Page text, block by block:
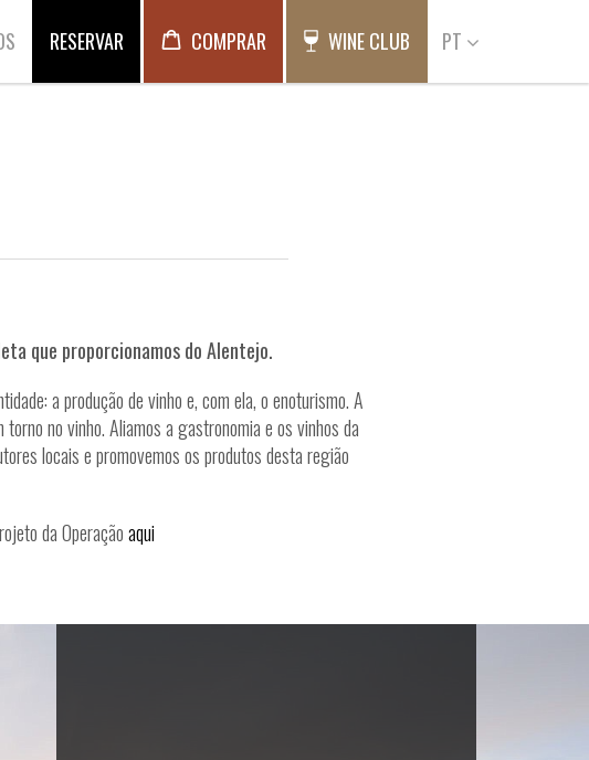
RESERVAR COMPRAR WINE CLUB PT
que proporcionamos do Alentejo.
a produção de vinho e, com ela, o enoturismo. A
no vinho. Aliamos a gastronomia e os vinhos da
locais e promovemos os produtos desta região
da Operaçãoaqui